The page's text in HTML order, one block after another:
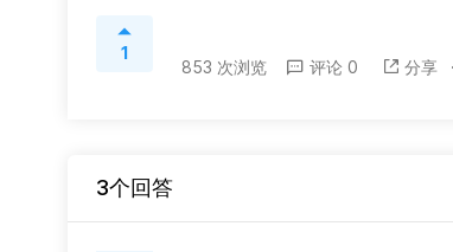
1
853 次浏览 评论 0 分享
3个回答